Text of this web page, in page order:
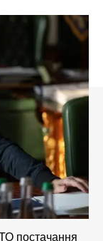
постачання